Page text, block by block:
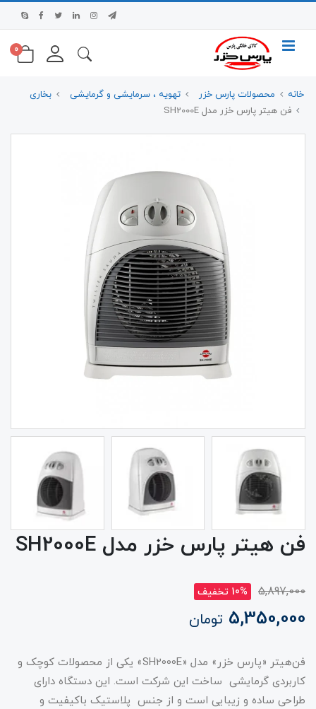
0
خانه محصولات پارس خزر تهویه ، سرمایشی و گرمایشی
بخاری
فن هیتر پارس خزر مدل SH2000E
فن هیتر پارس خزر مدل SH2000E
5,897,000 10% تخفیف
5,350,000 تومان
فن‌هیتر «پارس خزر» مدل «SH2000E» یکی از محصولات کوچک و
کاربردی گرمایشی ساخت این شرکت است. این دستگاه دارای
طراحی ساده و زیبایی است و از جنس پلاستیک باکیفیت و